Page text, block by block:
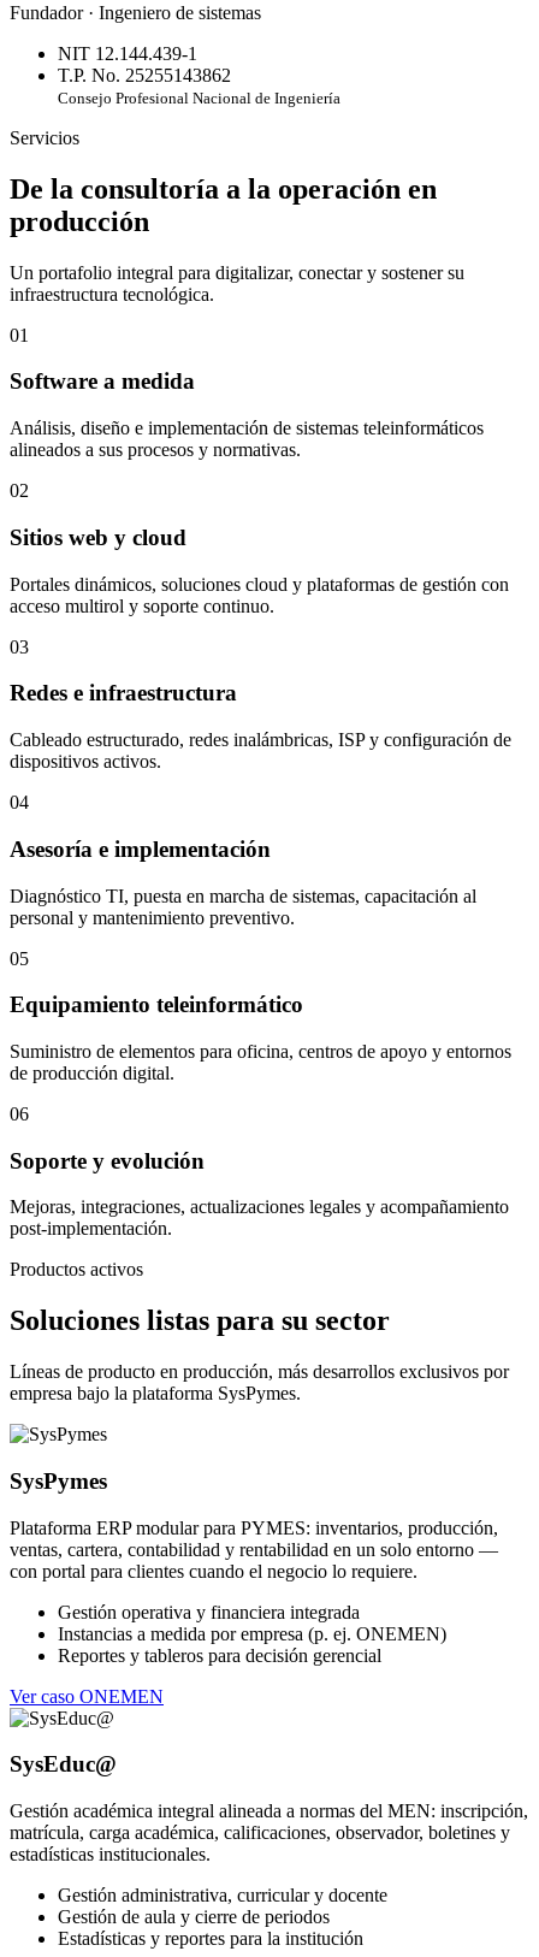
Fundador · Ingeniero de sistemas
NIT 12.144.439-1
T.P. No. 25255143862
Consejo Profesional Nacional de Ingeniería
Servicios
De la consultoría a la operación en
producción
Un portafolio integral para digitalizar, conectar y sostener su
infraestructura tecnológica.
01
Software a medida
Análisis, diseño e implementación de sistemas teleinformáticos
alineados a sus procesos y normativas.
02
Sitios web y cloud
Portales dinámicos, soluciones cloud y plataformas de gestión con
acceso multirol y soporte continuo.
03
Redes e infraestructura
Cableado estructurado, redes inalámbricas, ISP y configuración de
dispositivos activos.
04
Asesoría e implementación
Diagnóstico TI, puesta en marcha de sistemas, capacitación al
personal y mantenimiento preventivo.
05
Equipamiento teleinformático
Suministro de elementos para oficina, centros de apoyo y entornos
de producción digital.
06
Soporte y evolución
Mejoras, integraciones, actualizaciones legales y acompañamiento
post-implementación.
Productos activos
Soluciones listas para su sector
Líneas de producto en producción, más desarrollos exclusivos por
empresa bajo la plataforma SysPymes.
SysPymes
Plataforma ERP modular para PYMES: inventarios, producción,
ventas, cartera, contabilidad y rentabilidad en un solo entorno —
con portal para clientes cuando el negocio lo requiere.
Gestión operativa y financiera integrada
Instancias a medida por empresa (p. ej. ONEMEN)
Reportes y tableros para decisión gerencial
Ver caso ONEMEN
SysEduc@
Gestión académica integral alineada a normas del MEN: inscripción,
matrícula, carga académica, calificaciones, observador, boletines y
estadísticas institucionales.
Gestión administrativa, curricular y docente
Gestión de aula y cierre de periodos
Estadísticas y reportes para la institución